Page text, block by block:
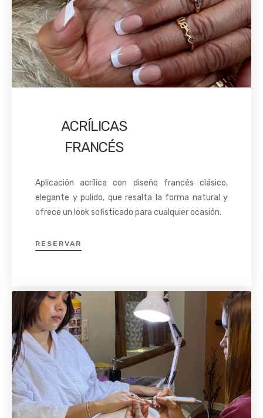
ACRÍLICAS
FRANCÉS
Aplicación acrílica con diseño francés clásico,
elegante y pulido, que resalta la forma natural y
ofrece un look sofisticado para cualquier ocasión.
RESERVAR